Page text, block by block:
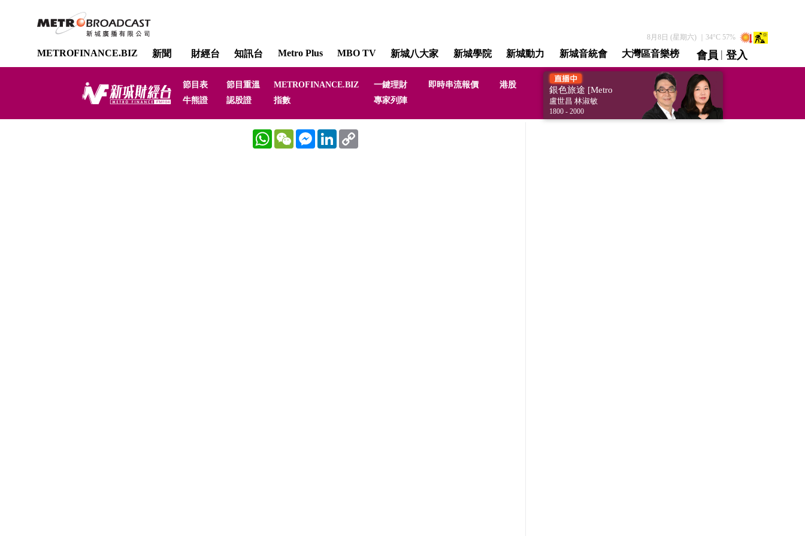
8月8日 (星期六) ｜ 34°C 57%
METROFINANCE.BIZ 新聞 財經台 知訊台 Metro Plus MBO TV 新城八大家 新城學院 新城動力 新城音統會 大灣區音樂榜 會員 | 登入
直播 / 重溫
節目表 節目重溫 METROFINANCE.BIZ 一鍵理財 即時串流報價
港股
牛熊證
認股證 指數 專家列陣
銀色旅途 [Metro
Silver]
盧世昌 林淑敏
1800 - 2000
WhatsAppWeChat MessengerLinkedIn